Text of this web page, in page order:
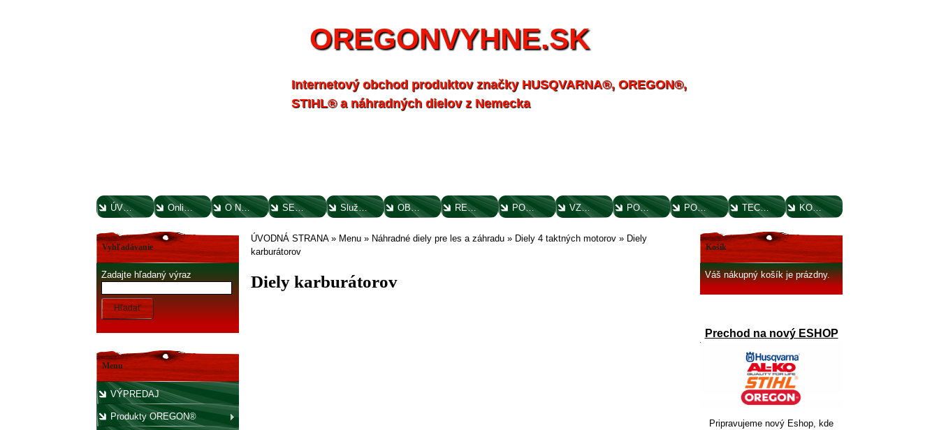
OREGONVYHNE.SK
Internetový obchod produktov značky HUSQVARNA®, OREGON®,
STIHL® a náhradných dielov z Nemecka
ÚVODNÁ STRANA Online parts katalógy O NÁS SERVIS Služby - záhrada OBCHODNÉ PODMIENKY REKLAMAČNÝ PORIADOK POTVRDENIE O VYTKNUTÍ VADY VZOROVÝ FORMULÁR ODSTÚPENIA OD ZMLUVY POUČENIE O UPLATNENÍ PRÁVA SPOTREBITEĽA PORADENSTVO TECHNICKÉ VÝKRESY KONTAKT
Vyhľadávanie
Zadajte hľadaný výraz
Hľadať
Menu
VÝPREDAJ
Produkty OREGON®
ÚVODNÁ STRANA» Menu » Náhradné diely pre les a záhradu » Diely 4 taktných motorov » Diely
karburátorov
Diely karburátorov
Košík
Váš nákupný košík je prázdny.
Prechod na nový ESHOP
Pripravujeme nový Eshop, kde